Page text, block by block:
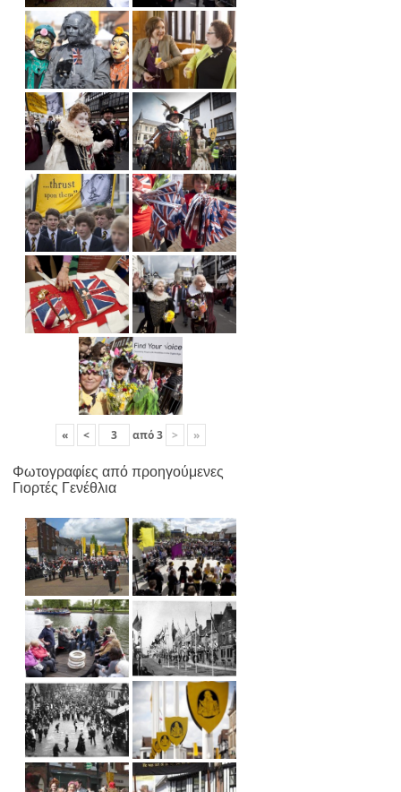
« < από3 > »
Φωτογραφίες από προηγούμενες
Γιορτές Γενέθλια